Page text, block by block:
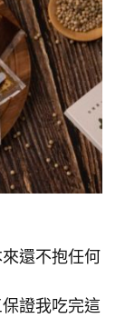
還不抱任何
證我吃完這